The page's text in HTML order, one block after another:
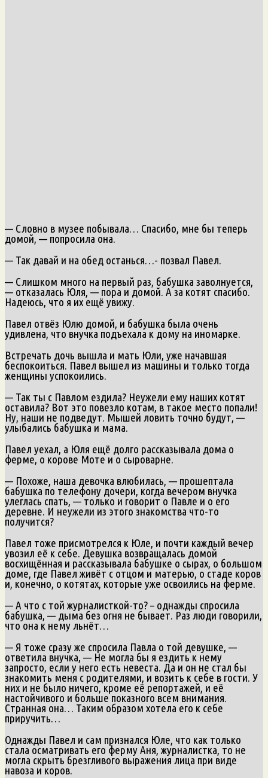
— Словно в музее побывала… Спасибо, мне бы теперь
домой, — попросила она.
— Так давай и на обед останься…- позвал Павел.
— Слишком много на первый раз, бабушка заволнуется,
— отказалась Юля, — пора и домой. А за котят спасибо.
Надеюсь, что я их ещё увижу.
Павел отвёз Юлю домой, и бабушка была очень
удивлена, что внучка подъехала к дому на иномарке.
Встречать дочь вышла и мать Юли, уже начавшая
беспокоиться. Павел вышел из машины и только тогда
женщины успокоились.
— Так ты с Павлом ездила? Неужели ему наших котят
оставила? Вот это повезло котам, в такое место попали!
Ну, наши не подведут. Мышей ловить точно будут, —
улыбались бабушка и мама.
Павел уехал, а Юля ещё долго рассказывала дома о
ферме, о корове Моте и о сыроварне.
— Похоже, наша девочка влюбилась, — прошептала
бабушка по телефону дочери, когда вечером внучка
улеглась спать, — только и говорит о Павле и о его
деревне. И неужели из этого знакомства что-то
получится?
Павел тоже присмотрелся к Юле, и почти каждый вечер
увозил её к себе. Девушка возвращалась домой
восхищённая и рассказывала бабушке о сырах, о большом
доме, где Павел живёт с отцом и матерью, о стаде коров
и, конечно, о котятах, которые уже освоились на ферме.
— А что с той журналисткой-то? – однажды спросила
бабушка, — дыма без огня не бывает. Раз люди говорили,
что она к нему льнёт…
— Я тоже сразу же спросила Павла о той девушке, —
ответила внучка, — Не могла бы я ездить к нему
запросто, если у него есть невеста. Да и он не стал бы
знакомить меня с родителями, и возить к себе в гости. У
них и не было ничего, кроме её репортажей, и её
настойчивого и больше показного всем внимания.
Странная она… Таким образом хотела его к себе
приручить…
Однажды Павел и сам признался Юле, что как только
стала осматривать его ферму Аня, журналистка, то не
могла скрыть брезгливого выражения лица при виде
навоза и коров.